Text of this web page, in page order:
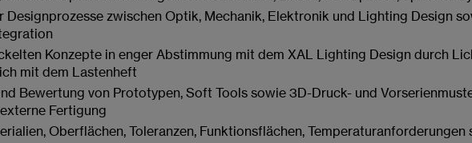
zwischen Optik, Mechanik, Elektronik und Lighting Design
Konzepte in enger Abstimmung mit dem XAL Lighting Design durch
mit dem Lastenheft
Bewertung von Prototypen, Soft Tools sowie 3D-Druck- und
Fertigung
Oberflächen, Toleranzen, Funktionsflächen,